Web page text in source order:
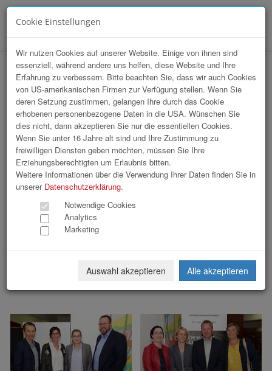
Array
hr-lounge Mitte zu Gast beim Roten
Kreuz OÖ
33 Bilder
« 1 2 »
Cookie Einstellungen
Wir nutzen Cookies auf unserer Website. Einige von ihnen sind
essenziell, während andere uns helfen, diese Website und Ihre
Erfahrung zu verbessern. Bitte beachten Sie, dass wir auch Cookies
von US-amerikanischen Firmen zur Verfügung stellen. Wenn Sie
deren Setzung zustimmen, gelangen Ihre durch das Cookie
erhobenen personenbezogene Daten in die USA. Wünschen Sie
dies nicht, dann akzeptieren Sie nur die essentiellen Cookies.
Wenn Sie unter 16 Jahre alt sind und Ihre Zustimmung zu
freiwilligen Diensten geben möchten, müssen Sie Ihre
Erziehungsberechtigten um Erlaubnis bitten.
Weitere Informationen über die Verwendung Ihrer Daten finden Sie in
unserer Datenschutzerklärung.
Notwendige Cookies
Analytics
Marketing
Auswahl akzeptieren Alle akzeptieren